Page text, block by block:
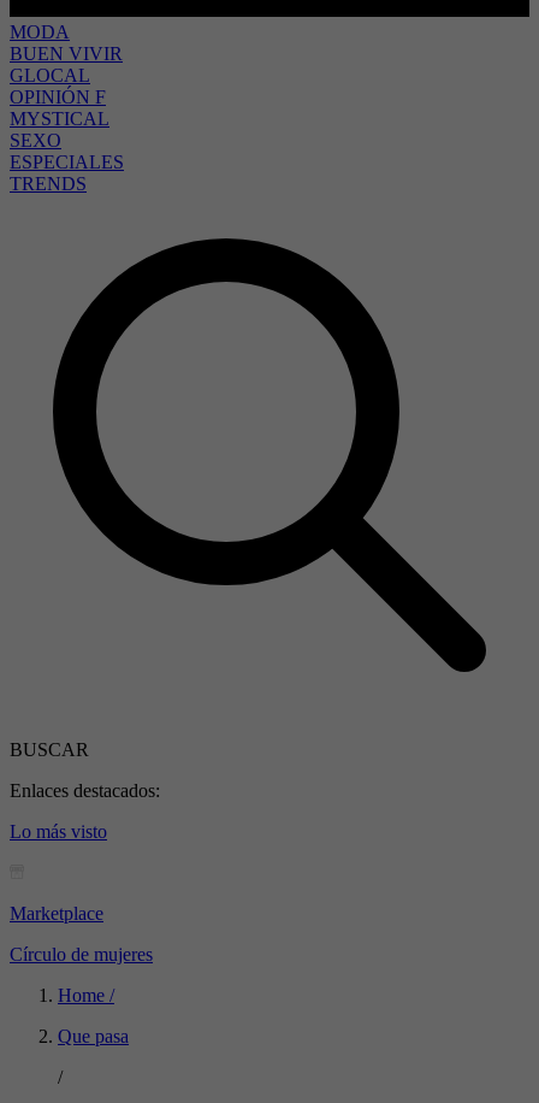
MODA
BUEN VIVIR
GLOCAL
OPINIÓN F
MYSTICAL
SEXO
ESPECIALES
TRENDS
BUSCAR
Enlaces destacados:
Lo más visto
Marketplace
Círculo de mujeres
Home /
Que pasa
/